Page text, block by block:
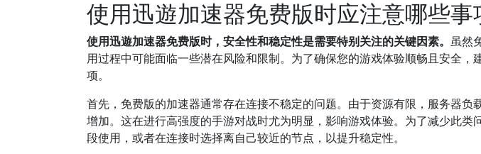
使用迅遊加速器免费版时应注意哪些事
使用迅遊加速器免费版时，安全性和稳定性是需要特别关注的关键因素。 虽然
用过程中可能面临一些潜在风险和限制。为了确保您的游戏体验顺畅且安全，
项。
首先，免费版的加速器通常存在连接不稳定的问题。由于资源有限，服务器负
增加。这在进行高强度的手游对战时尤为明显，影响游戏体验。为了减少此类
段使用，或者在连接时选择离自己较近的节点，以提升稳定性。